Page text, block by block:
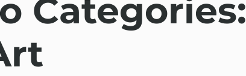
Categories: